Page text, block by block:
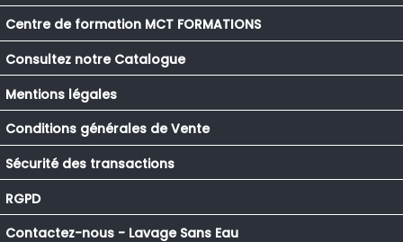
Centre de formation MCT FORMATIONS
Consultez notre Catalogue
Mentions légales
Conditions générales de Vente
Sécurité des transactions
RGPD
Contactez-nous - Lavage Sans Eau